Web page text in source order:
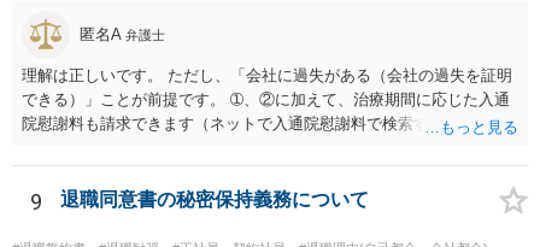
匿名A 弁護士
理解は正しいです。 ただし、「会社に過失がある（会社の過失を証明
できる）」ことが前提です。 ➀、②に加えて、治療期間に応じた入通
院慰謝料も請求できます（ネットで入通院慰謝料で検索すると詳しい
後遺障害慰謝料も請求できます。これらは後遺障害の等級、あなたの
収入、年齢等で大きく変わりますので一般的にいくらとは言えませ
ん。 弁護士に依頼する費用はそれぞれの弁護士で異なるので個別に聞
いてみるしかありませんが、旧日弁連規準を使った着手金・成功報酬
9 退職同意書の秘密保持義務について